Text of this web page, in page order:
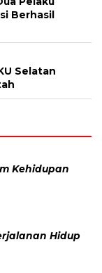
Berhasil
Selatan
Kehidupan
Hidup